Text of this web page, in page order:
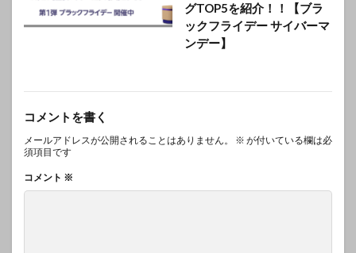
グTOP5を紹介！！【ブラ
ックフライデー サイバーマ
ンデー】
コメントを書く
メールアドレスが公開されることはありません。 ※ が付いている欄は必
須項目です
コメント ※